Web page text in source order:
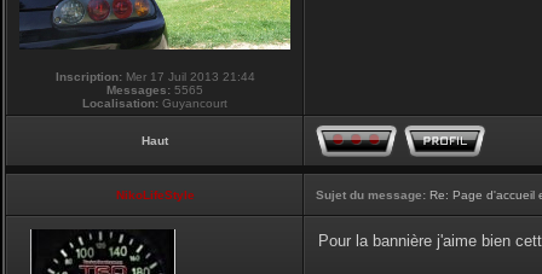
Inscription:Mer 17 Juil 2013 21:44
Messages: 5565
Localisation: Guyancourt
Haut
NikoLifeStyle Sujet du message: Re: Page d'accueil
Pour la bannière j'aime bien